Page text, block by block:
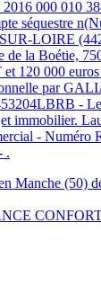
000 010
séquestre
LOIRE
la Boétie,
120 000
par
-
immobilier.
- Numéro
.